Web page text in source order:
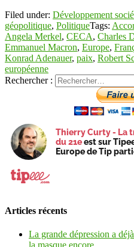
Filed under: Développement
géopolitique, PolitiqueTags:
Angela Merkel, CECA, Charles
Emmanuel Macron, Europe,
Konrad Adenauer, paix, Robert
européenne
Rechercher :
Thierry Curty - La
du 21eest sur
Europe de Tip
Articles récents
La grande dépression a